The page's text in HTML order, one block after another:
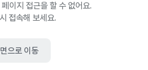
이지 접근을 할 수 없어요.
접속해 보세요.
으로 이동